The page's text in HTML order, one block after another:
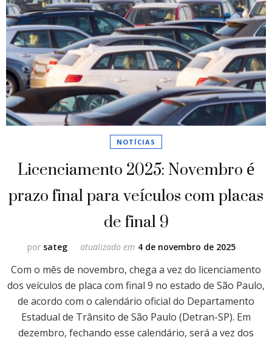
NOTÍCIAS
Licenciamento 2025: Novembro é
prazo final para veículos com placas
de final 9
por sateg atualizado em 4 de novembro de 2025
Com o mês de novembro, chega a vez do licenciamento
dos veículos de placa com final 9 no estado de São Paulo,
de acordo com o calendário oficial do Departamento
Estadual de Trânsito de São Paulo (Detran-SP). Em
dezembro, fechando esse calendário, será a vez dos